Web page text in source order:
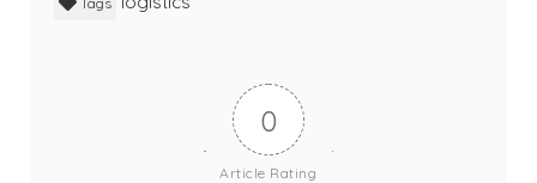
0
Article Rating